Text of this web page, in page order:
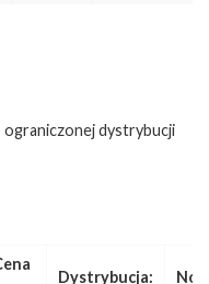
ograniczonej dystrybucji
Dystrybucja: